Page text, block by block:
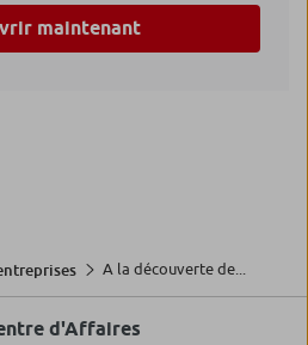
maintenant
A la découverte de...
d'Affaires